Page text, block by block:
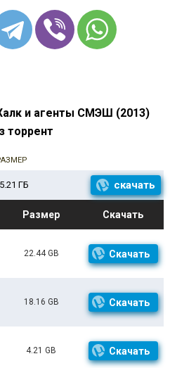
и агенты СМЭШ (2013)
торрент
ГБ скачать
Размер Скачать
22.44 GB Скачать
18.16 GB Скачать
4.21 GB Скачать